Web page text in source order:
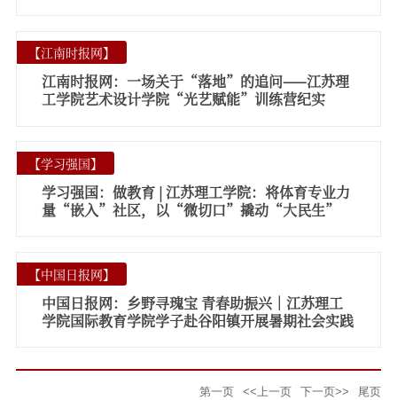
【江南时报网】
江南时报网：一场关于“落地”的追问——江苏理
工学院艺术设计学院“光艺赋能”训练营纪实
【学习强国】
学习强国：做教育 | 江苏理工学院：将体育专业力
量“嵌入”社区，以“微切口”撬动“大民生”
【中国日报网】
中国日报网：乡野寻瑰宝 青春助振兴｜江苏理工
学院国际教育学院学子赴谷阳镇开展暑期社会实践
第一页 <<上一页 下一页>> 尾页